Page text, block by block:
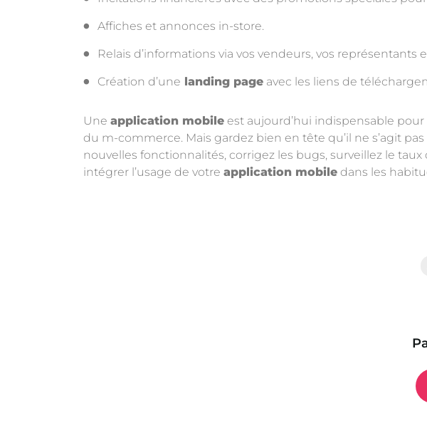
Affiches et annonces in-store.
Relais d’informations via vos vendeurs, vos représentants
Création d’une landing page avec les liens de
Une application mobile est aujourd’hui indispensable
du m-commerce. Mais gardez bien en tête qu’il ne s’agit
nouvelles fonctionnalités, corrigez les bugs, surveillez le
intégrer l’usage de votre application mobile dans les